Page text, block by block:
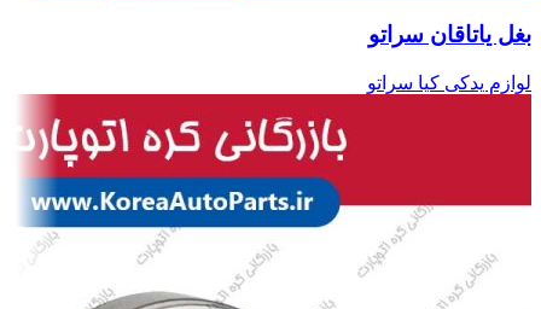
بغل یاتاقان سراتو
لوازم یدکی کیا سراتو